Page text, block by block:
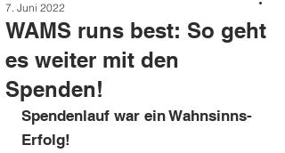
WAMS runs best: So geht
es weiter mit den
Spenden!
7. Juni 2022
Spendenlauf war ein Wahnsinns-
Erfolg!